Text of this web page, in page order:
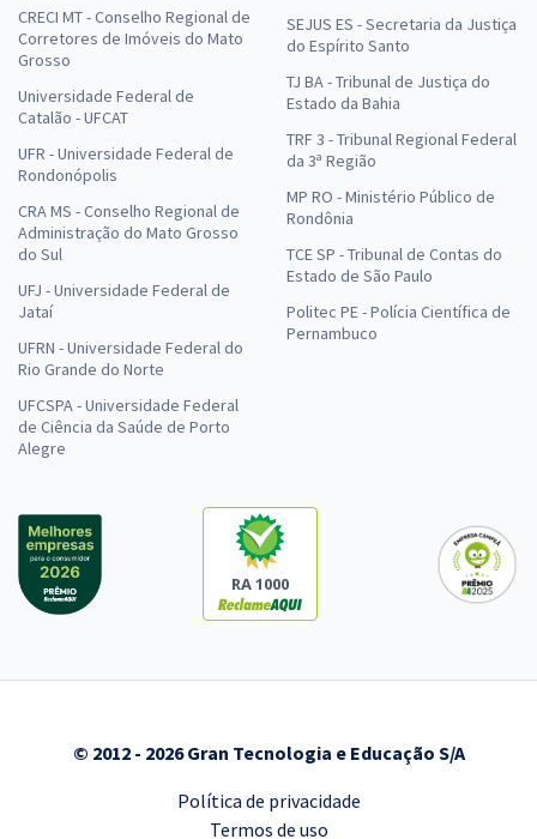
CRECI MT - Conselho Regional de
Corretores de Imóveis do Mato
Grosso
Universidade Federal de
Catalão - UFCAT
UFR - Universidade Federal de
Rondonópolis
CRA MS - Conselho Regional de
Administração do Mato Grosso
do Sul
UFJ - Universidade Federal de
Jataí
UFRN - Universidade Federal do
Rio Grande do Norte
UFCSPA - Universidade Federal
de Ciência da Saúde de Porto
Alegre
SEJUS ES - Secretaria da Justiça
do Espírito Santo
TJ BA - Tribunal de Justiça do
Estado da Bahia
TRF 3 - Tribunal Regional Federal
da 3ª Região
MP RO - Ministério Público de
Rondônia
TCE SP - Tribunal de Contas do
Estado de São Paulo
Politec PE - Polícia Científica de
Pernambuco
RA 1000
© 2012 - 2026 Gran Tecnologia e Educação S/A
Política de privacidade
Termos de uso